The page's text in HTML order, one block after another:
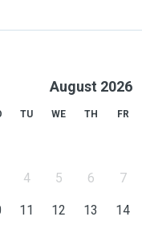
August 2026
TU WE TH FR
4 5 6 7
11 12 13 14